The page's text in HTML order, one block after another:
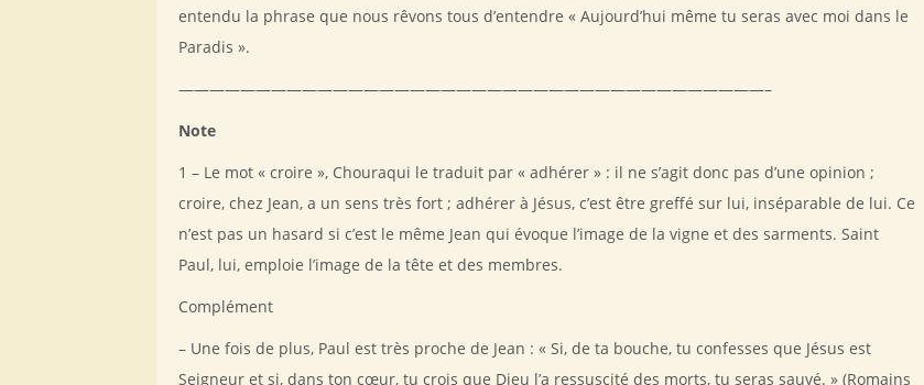
entendu la phrase que nous rêvons tous d’entendre « Aujourd’hui même tu seras avec moi dans le
Paradis ».
——————————————————————————————————————–
Note
1 – Le mot « croire », Chouraqui le traduit par « adhérer » : il ne s’agit donc pas d’une opinion ;
croire, chez Jean, a un sens très fort ; adhérer à Jésus, c’est être greffé sur lui, inséparable de lui. Ce
n’est pas un hasard si c’est le même Jean qui évoque l’image de la vigne et des sarments. Saint
Paul, lui, emploie l’image de la tête et des membres.
Complément
– Une fois de plus, Paul est très proche de Jean : « Si, de ta bouche, tu confesses que Jésus est
Seigneur et si, dans ton cœur, tu crois que Dieu l’a ressuscité des morts, tu seras sauvé. » (Romains